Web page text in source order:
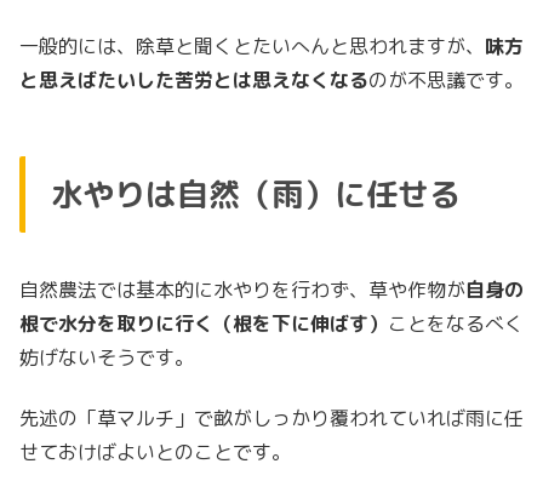
一般的には、除草と聞くとたいへんと思われますが、 味方
と思えばたいした苦労とは思えなくなるのが不思議です。
水やりは自然（雨）に任せる
自然農法では基本的に水やりを行わず、草や作物が自身の
根で水分を取りに行く（根を下に伸ばす） ことをなるべく
妨げないそうです。
先述の「草マルチ」で畝がしっかり覆われていれば雨に任
せておけばよいとのことです。